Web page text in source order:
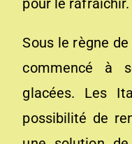
pour le rafraîchir.
Sous le règne
commencé à
glacées. Les
possibilité de